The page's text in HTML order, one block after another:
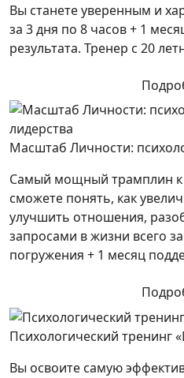
Вы станете уверенным и
за 3 дня по 8 часов + 1
результата. Тренер с 20
Масштаб Личности:
Самый мощный трамплин к
сможете понять, как
улучшить отношения,
запросами в жизни всего
погружения + 1 месяц
Психологический тренинг
Вы освоите самую